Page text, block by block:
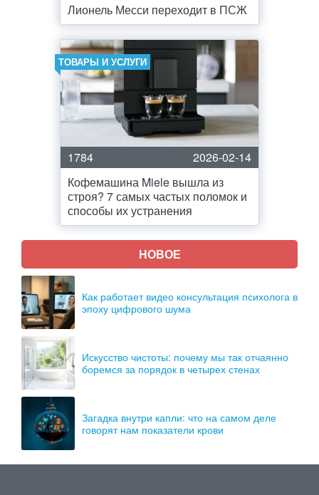
Лионель Месси переходит в ПСЖ
ТОВАРЫ И УСЛУГИ
1784
2026-02-14
Кофемашина Miele вышла из
строя? 7 самых частых поломок и
способы их устранения
НОВОЕ
Как работает видео консультация психолога в
эпоху цифрового шума
Искусство чистоты: почему мы так отчаянно
боремся за порядок в четырех стенах
Загадка внутри капли: что на самом деле
говорят нам показатели крови